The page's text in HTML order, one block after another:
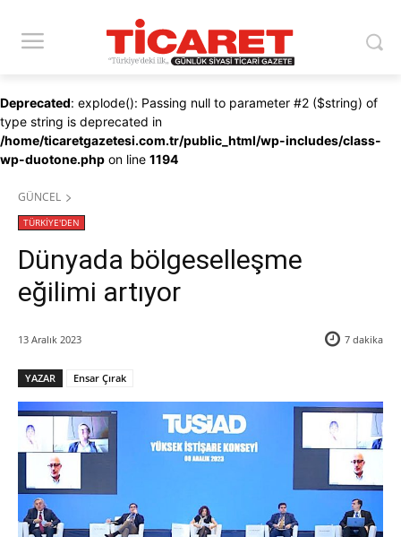
Deprecated: explode(): Passing null to parameter #2 ($string) of
type string is deprecated in
/home/ticaretgazetesi.com.tr/public_html/wp-includes/class-
wp-duotone.php on line 1194
GÜNCEL
TÜRKİYE'DEN
Dünyada bölgeselleşme
eğilimi artıyor
13 Aralık 2023 7 dakika
YAZAR Ensar Çırak